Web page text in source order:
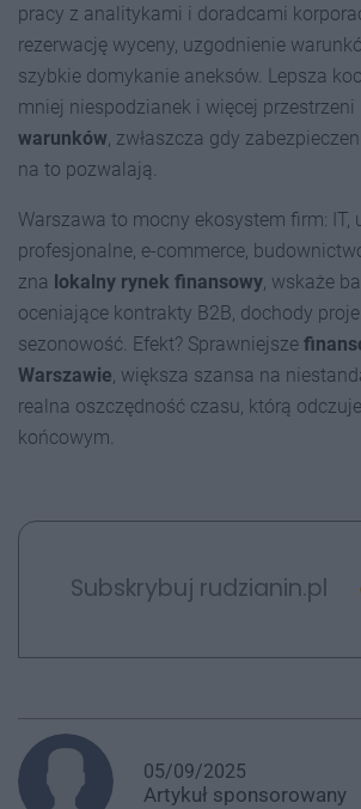
pracy z analitykami i doradcami
rezerwację wyceny, uzgodnienie
szybkie domykanie aneksów. Lepsza
mniej niespodzianek i więcej przestrzeni
warunków , zwłaszcza gdy
na to pozwalają.
Warszawa to mocny ekosystem firm: IT,
profesjonalne, e-commerce,
zna lokalny rynek finansowy , wskaże
oceniające kontrakty B2B, dochody
sezonowość. Efekt? Sprawniejsze
Warszawie , większa szansa na
realna oszczędność czasu, którą
końcowym.
Subskrybuj rudzianin.pl
05/09/2025
Artykuł sponsorowany